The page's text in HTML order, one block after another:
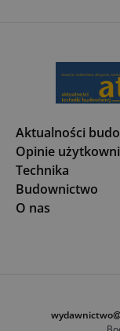
Aktualności
Opinie
Technika
Budownictwo
O nas